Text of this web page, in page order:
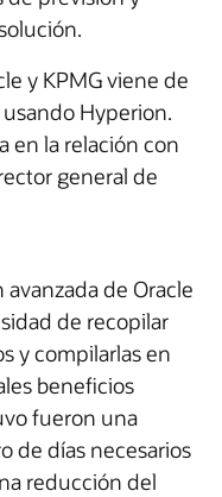
y KPMG viene de
Hyperion.
en la relación con
general de
de Oracle
de recopilar
y compilarlas en
beneficios
fueron una
de días necesarios
reducción del